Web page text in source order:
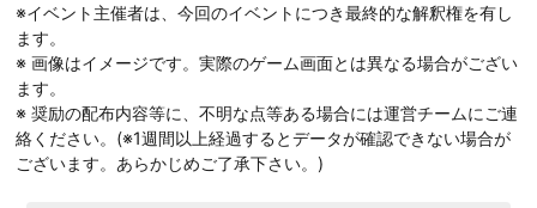
※イベント主催者は、今回のイベントにつき最終的な解釈権を有し
ます。
※ 画像はイメージです。実際のゲーム画面とは異なる場合がござい
ます。
※ 奨励の配布内容等に、不明な点等ある場合には運営チームにご連
絡ください。(※1週間以上経過するとデータが確認できない場合が
ございます。あらかじめご了承下さい。)